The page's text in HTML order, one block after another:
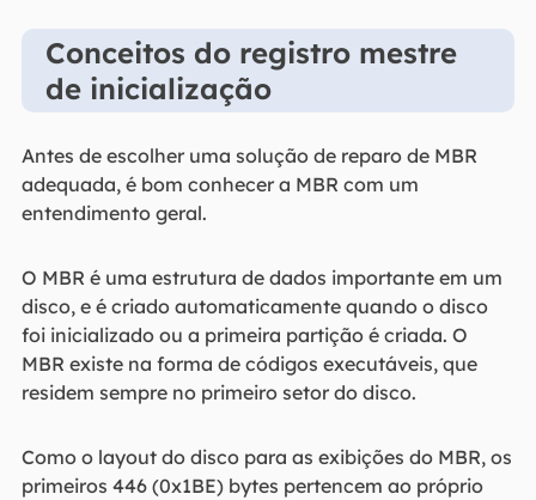
Conceitos do registro mestre
de inicialização
Antes de escolher uma solução de reparo de MBR
adequada, é bom conhecer a MBR com um
entendimento geral.
O MBR é uma estrutura de dados importante em um
disco, e é criado automaticamente quando o disco
foi inicializado ou a primeira partição é criada. O
MBR existe na forma de códigos executáveis, que
residem sempre no primeiro setor do disco.
Como o layout do disco para as exibições do MBR, os
primeiros 446 (0x1BE) bytes pertencem ao próprio